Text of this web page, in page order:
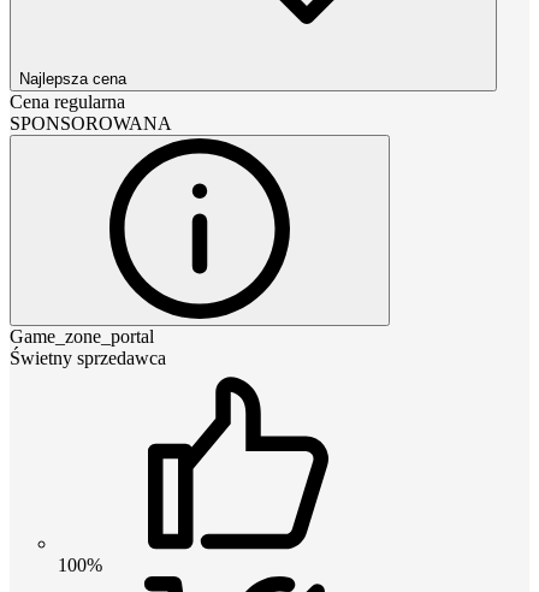
Najlepsza cena
Cena regularna
SPONSOROWANA
Game_zone_portal
Świetny sprzedawca
100%